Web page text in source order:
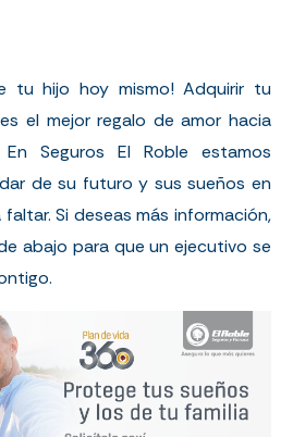
tu hijo hoy mismo! Adquirir tu
el mejor regalo de amor hacia
Seguros El Roble estamos
de su futuro y sus sueños en
Si deseas más información,
abajo para que un ejecutivo se